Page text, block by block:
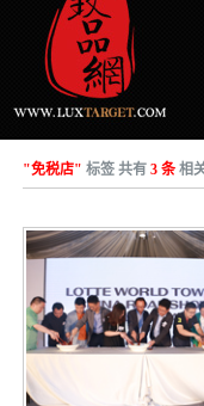
"免税店" 标签 共有 3 条相